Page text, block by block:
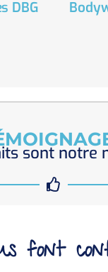
DBG
sont notre
font